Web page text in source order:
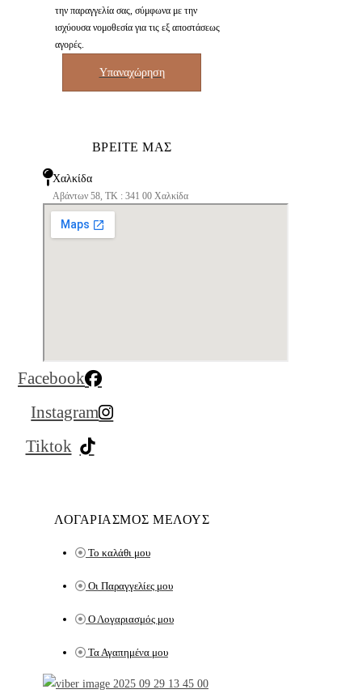
την παραγγελία σας, σύμφωνα με την
ισχύουσα νομοθεσία για τις εξ αποστάσεως
αγορές.
Υπαναχώρηση
ΒΡΕΙΤΕ ΜΑΣ
Χαλκίδα
Αβάντων 58, ΤΚ : 341 00 Χαλκίδα
Facebook
Instagram
Tiktok
ΛΟΓΑΡΙΑΣΜΟΣ ΜΕΛΟΥΣ
Το καλάθι μου
Οι Παραγγελίες μου
Ο Λογαριασμός μου
Τα Αγαπημένα μου